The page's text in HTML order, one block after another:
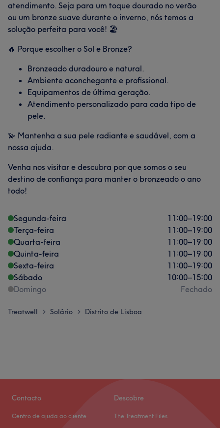
atendimento. Seja para um toque dourado no verão
ou um bronze suave durante o inverno, nós temos a
solução perfeita para você! 🏖️
🔥 Porque escolher o Sol e Bronze?
Bronzeado duradouro e natural.
Ambiente aconchegante e profissional.
Equipamentos de última geração.
Atendimento personalizado para cada tipo de
pele.
💫 Mantenha a sua pele radiante e saudável, com a
nossa ajuda.
Venha nos visitar e descubra por que somos o seu
destino de confiança para manter o bronzeado o ano
todo!
Segunda-feira 11:00–19:00
Terça-feira
11:00–19:00
Quarta-feira
11:00–19:00
Quinta-feira
11:00–19:00
Sexta-feira
11:00–19:00
Sábado
10:00–15:00
Domingo
Fechado
Treatwell > Solário > Distrito de Lisboa
Contacto
Centro de ajuda ao cliente
Descobre
The Treatment Files